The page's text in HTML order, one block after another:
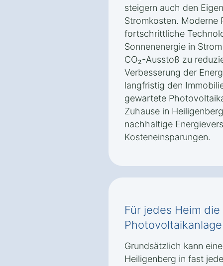
steigern auch den
Stromkosten. Moderne
fortschrittliche
Sonnenenergie in
CO₂-Ausstoß zu
Verbesserung der
langfristig den
gewartete
Zuhause in
nachhaltige
Kosteneinsparungen.
Für jedes Heim
Grundsätzlich kann
Heiligenberg in fast